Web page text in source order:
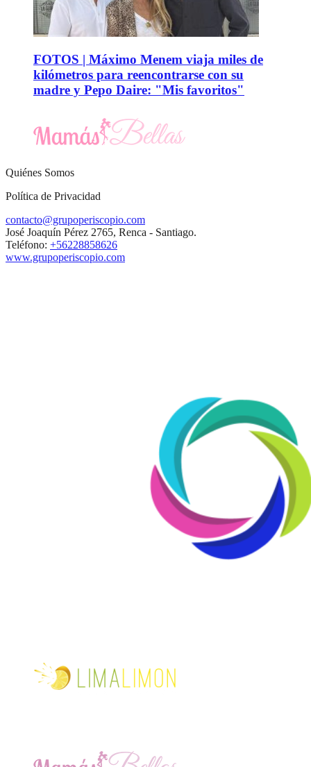
FOTOS | Máximo Menem viaja miles de
kilómetros para reencontrarse con su
madre y Pepo Daire: "Mis favoritos"
Quiénes Somos
Política de Privacidad
contacto@grupoperiscopio.com
José Joaquín Pérez 2765, Renca - Santiago.
Teléfono: +56228858626
www.grupoperiscopio.com